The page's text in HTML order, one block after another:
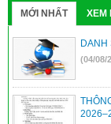
MỚI NHẤT XEM
DANH
(04/08/